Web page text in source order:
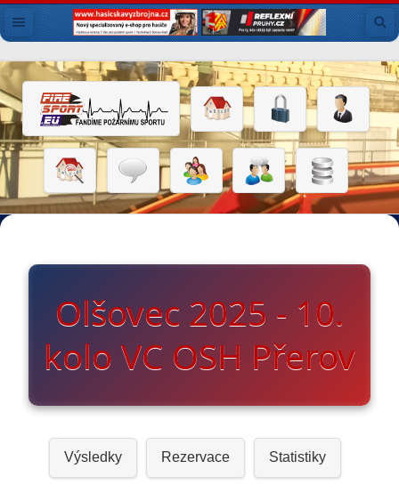
Olšovec 2025 - 10.
kolo VC OSH Přerov
Výsledky Rezervace Statistiky